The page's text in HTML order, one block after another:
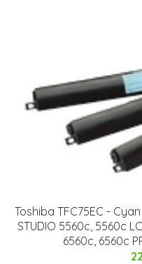
Toshiba TFC75EC -
STUDIO 5560c, 5560c
6560c, 6560c